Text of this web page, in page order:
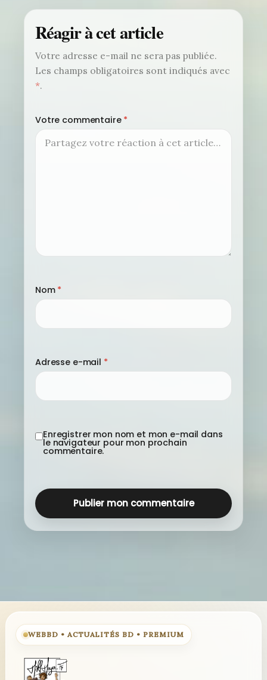
Réagir à cet article
Votre adresse e-mail ne sera pas publiée.
Les champs obligatoires sont indiqués avec
*.
Votre commentaire *
Nom *
Adresse e-mail *
Enregistrer mon nom et mon e-mail dans
le navigateur pour mon prochain
commentaire.
WEBBD • ACTUALITÉS BD • PREMIUM